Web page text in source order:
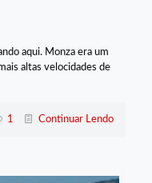
aqui. Monza era um
altas velocidades de
1 Continuar Lendo